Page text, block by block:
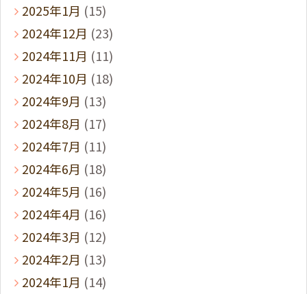
2025年1月 (15)
2024年12月 (23)
2024年11月 (11)
2024年10月 (18)
2024年9月 (13)
2024年8月 (17)
2024年7月 (11)
2024年6月 (18)
2024年5月 (16)
2024年4月 (16)
2024年3月 (12)
2024年2月 (13)
2024年1月 (14)